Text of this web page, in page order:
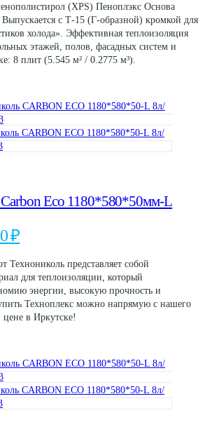
100 ₽.
(XPS) Пеноплэкс Основа
с Т-15 (Г-образной) кромкой для
холода». Эффективная теплоизоляция
этажей, полов, фасадных систем и
8 плит (5.545 м² / 0.2775 м³).
Carbon Eco 1180*580*50мм-L
₽Текущая
цена:
850 ₽.
Технониколь представляет собой
для теплоизоляции, который
энергии, высокую прочность и
Техноплекс можно напрямую с нашего
в Иркутске!